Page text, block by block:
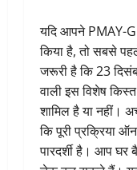
यदि आपने PMAY-
किया है, तो सबसे
जरूरी है कि 23
वाली इस विशेष
शामिल है या नहीं।
कि पूरी प्रक्रिया
पारदर्शी है। आप